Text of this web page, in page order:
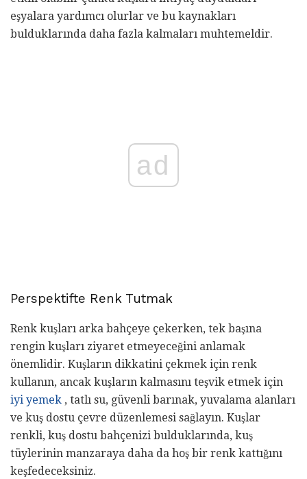
eşyalara yardımcı olurlar ve bu kaynakları
bulduklarında daha fazla kalmaları muhtemeldir.
ad
Perspektifte Renk Tutmak
Renk kuşları arka bahçeye çekerken, tek başına
rengin kuşları ziyaret etmeyeceğini anlamak
önemlidir. Kuşların dikkatini çekmek için renk
kullanın, ancak kuşların kalmasını teşvik etmek için
iyi yemek , tatlı su, güvenli barınak, yuvalama alanları
ve kuş dostu çevre düzenlemesi sağlayın. Kuşlar
renkli, kuş dostu bahçenizi bulduklarında, kuş
tüylerinin manzaraya daha da hoş bir renk kattığını
keşfedeceksiniz.